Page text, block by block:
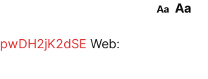
Aa Aa
Web: